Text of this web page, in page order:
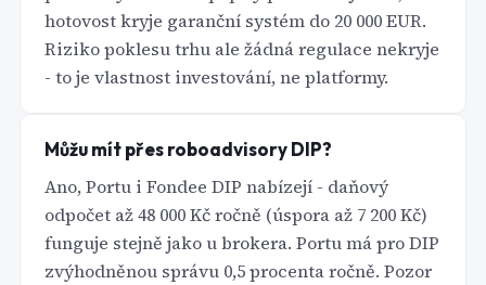
hotovost kryje garanční systém do 20 000 EUR.
Riziko poklesu trhu ale žádná regulace nekryje
- to je vlastnost investování, ne platformy.
Můžu mít přes roboadvisory DIP?
Ano, Portu i Fondee DIP nabízejí - daňový
odpočet až 48 000 Kč ročně (úspora až 7 200 Kč)
funguje stejně jako u brokera. Portu má pro DIP
zvýhodněnou správu 0,5 procenta ročně. Pozor